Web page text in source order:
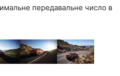
передавальне число в